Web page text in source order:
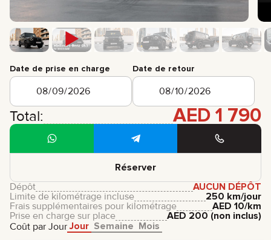
Date de prise en charge Date de retour
Total: AED 1 790
Réserver
Coût par Jour Jour Semaine Mois
Dépôt
AUCUN DÉPÔT
Limite de kilométrage incluse
250 km/jour
Frais supplémentaires pour kilométrage
AED 10/km
Prise en charge sur place
AED 200 (non inclus)